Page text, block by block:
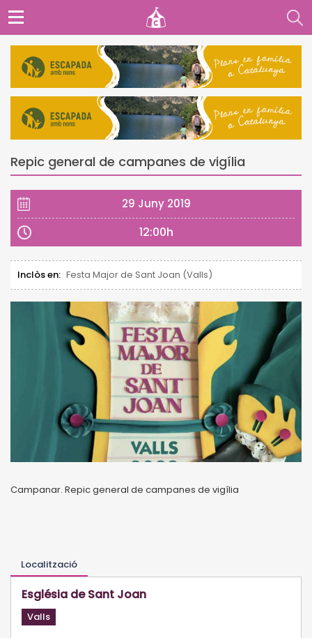
Repic general de campanes de vigília
29 Juny 2019
12:00h
Inclòs en: Festa Major de Sant Joan (Valls)
Campanar. Repic general de campanes de vigília
Localització
Església de Sant Joan
Valls